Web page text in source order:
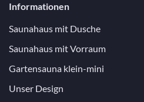
Informationen
Saunahaus mit Dusche
Saunahaus mit Vorraum
Gartensauna klein-mini
Unser Design